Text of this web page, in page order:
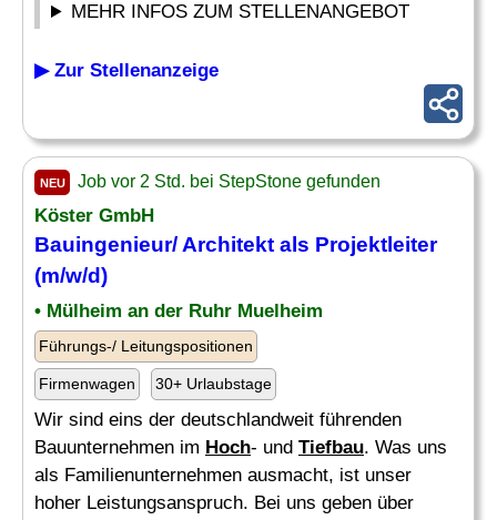
MEHR INFOS ZUM STELLENANGEBOT
▶ Zur Stellenanzeige
NEU Job vor 2 Std. bei StepStone gefunden
Köster GmbH
Bauingenieur/ Architekt als Projektleiter
(m/w/d)
• Mülheim an der Ruhr Muelheim
Führungs-/ Leitungspositionen
Firmenwagen 30+ Urlaubstage
Wir sind eins der deutschlandweit führenden
Bauunternehmen im Hoch- und Tiefbau. Was uns
als Familienunternehmen ausmacht, ist unser
hoher Leistungsanspruch. Bei uns geben über